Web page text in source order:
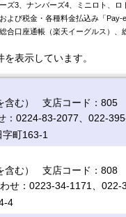
ズ3、ナンバーズ4、ミニロト、ロ
よび税金・各種料金払込み「
合口座通帳（楽天イーグルス）
を表示しています。
含む） 支店コード：805
：0224-83-2077、022-
町163-1
含む） 支店コード：808
せ：0223-34-1171、022-
4